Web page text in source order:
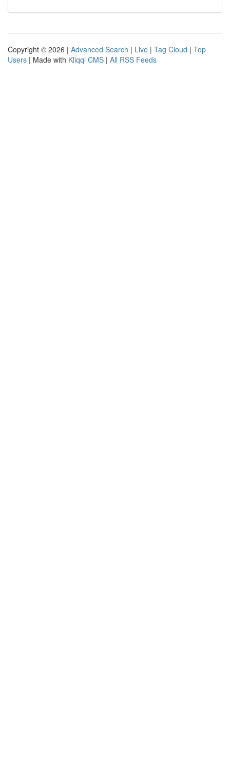
Copyright © 2026 | Advanced Search | Live | Tag Cloud | Top
Users | Made with Kliqqi CMS | All RSS Feeds